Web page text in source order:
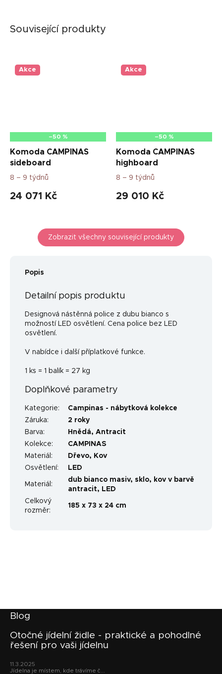
Související produkty
Akce
–50 %
Komoda CAMPINAS
sideboard
8 – 9 týdnů
24 071 Kč
Akce
–50 %
Komoda CAMPINAS
highboard
8 – 9 týdnů
29 010 Kč
Zobrazit všechny související produkty
Popis
Detailní popis produktu
Designová nástěnná police z dubu bianco s
možností LED osvětlení. Cena police bez LED
osvětlení.
V nabídce i další příplatkové funkce.
1 ks = 1 balík = 27 kg
Doplňkové parametry
Kategorie:
Campinas - nábytková kolekce
Záruka:
2 roky
Barva:
Hnědá, Antracit
Kolekce:
CAMPINAS
Materiál : Dřevo, Kov
Osvětlení: LED
Materiál :
dub bianco masiv, sklo, kov v barvě
antracit, LED
Celkový
rozměr:
185 x 73 x 24 cm
Blog
Otočné jídelní židle - praktické a pohodlné
řešení pro vaši jídelnu
11.3.2025
Jídelna je místem, kde trávíme č...